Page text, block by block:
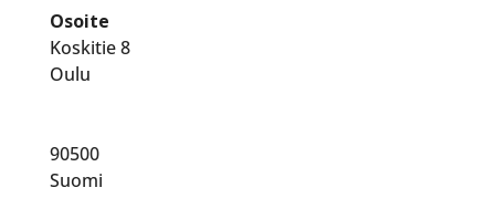
Osoite
Koskitie 8
Oulu
90500
Suomi